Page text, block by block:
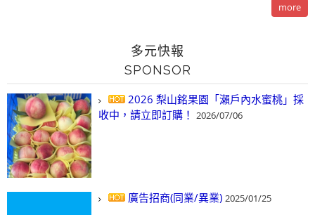
more
多元快報
SPONSOR
2026 梨山銘果園「瀨戶內水蜜桃」採
收中，請立即訂購！ 2026/07/06
廣告招商(同業/異業) 2025/01/25